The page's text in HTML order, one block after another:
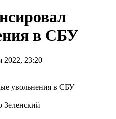
в СБУ
2022, 23:20
Зеленский